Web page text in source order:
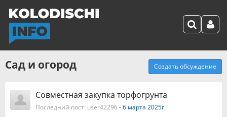
Сад и огород Создать обсуждение
Совместная закупка торфогрунта
Последний пост: user42296- 6 марта 2025г.